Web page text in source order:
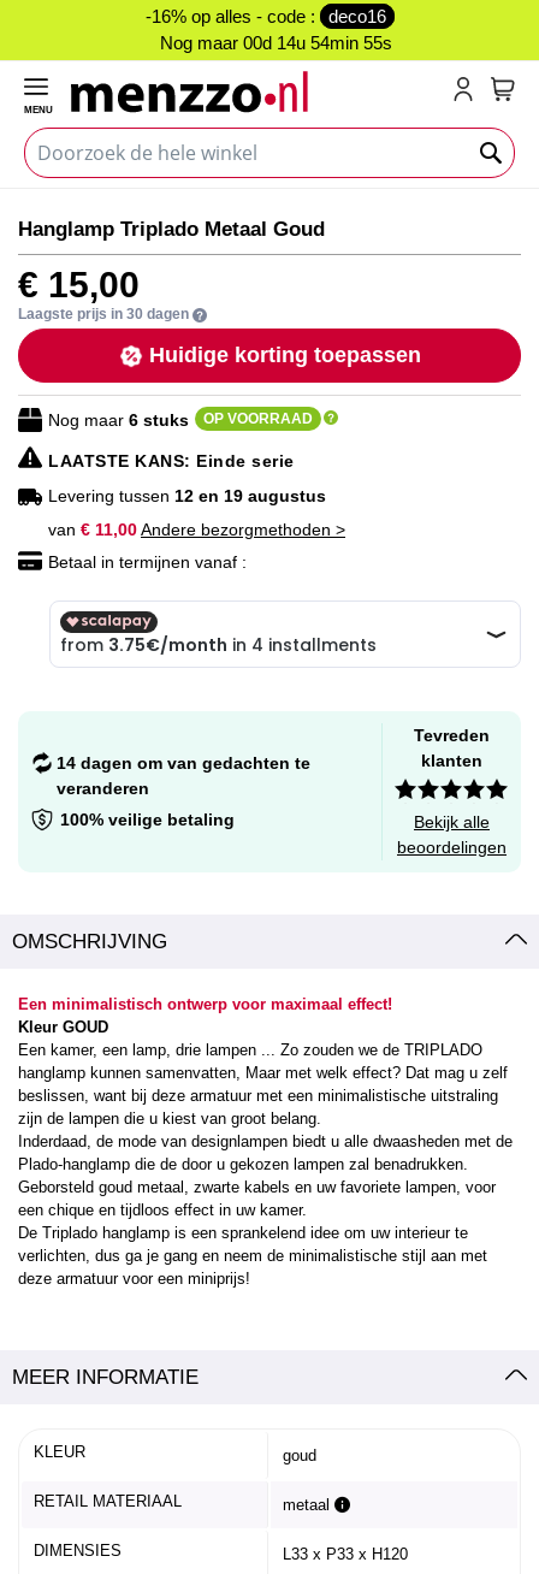
-16% op alles - code :
deco16
Nog maar 00d 14u 54min 55s
MENU
naar
het
einde
van
de
afbeeldingen-
gallerij
naar
het
begin
van
de
afbeeldingen-
gallerij
Hanglamp Triplado Metaal Goud
€ 15,00
Laagste prijs in 30 dagen
Huidige korting toepassen
Nog maar 6 stuks OP VOORRAAD
LAATSTE KANS: Einde serie
Levering tussen 12 en 19 augustus
van € 11,00Andere bezorgmethoden >
Betaal in termijnen vanaf :
14 dagen om van gedachten te
veranderen
100% veilige betaling
Tevreden
klanten
Bekijk alle
beoordelingen
OMSCHRIJVING
Een minimalistisch ontwerp voor maximaal effect!
Kleur GOUD
Een kamer, een lamp, drie lampen ... Zo zouden we de TRIPLADO
hanglamp kunnen samenvatten, Maar met welk effect? Dat mag u zelf
beslissen, want bij deze armatuur met een minimalistische uitstraling
zijn de lampen die u kiest van groot belang.
Inderdaad, de mode van designlampen biedt u alle dwaasheden met de
Plado-hanglamp die de door u gekozen lampen zal benadrukken.
Geborsteld goud metaal, zwarte kabels en uw favoriete lampen, voor
een chique en tijdloos effect in uw kamer.
De Triplado hanglamp is een sprankelend idee om uw interieur te
verlichten, dus ga je gang en neem de minimalistische stijl aan met
deze armatuur voor een miniprijs!
MEER INFORMATIE
KLEUR goud
RETAIL MATERIAAL metaal
DIMENSIES L33 x P33 x H120